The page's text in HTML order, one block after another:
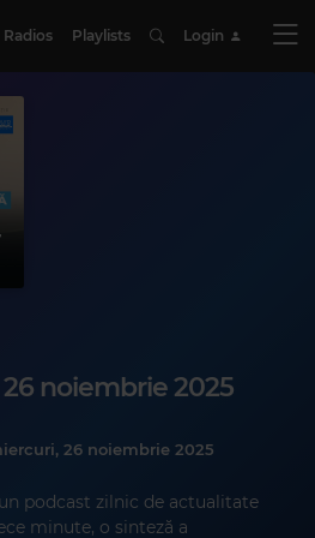
Radios Playlists Login
noiembrie 2025
26 noiembrie 2025
podcast zilnic de actualitate
minute, o sinteză a